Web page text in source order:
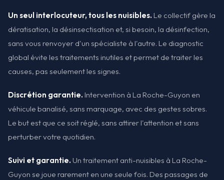
Un seul interlocuteur, tous les nuisibles. Le collectif gère la
dératisation, la désinsectisation et, si besoin, la désinfection,
sans vous renvoyer d'un spécialiste à l'autre. Le diagnostic
global évite les traitements inutiles et permet de traiter les
causes, pas seulement les signes.
Discrétion garantie. Intervention à La Roche-Guyon en
véhicule banalisé, sans marquage, avec des gestes sobres.
Le but est que ce soit réglé, sans attirer l'attention et sans
perturber votre quotidien.
Suivi et garantie. Un traitement anti-nuisibles à La Roche-
Guyon se joue rarement en une seule fois. Des passages de